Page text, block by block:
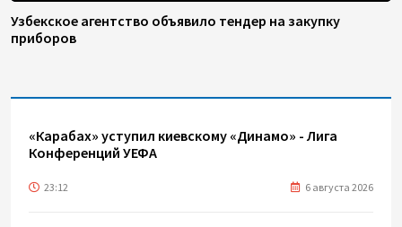
Узбекское агентство объявило тендер на закупку
приборов
«Карабах» уступил киевскому «Динамо» - Лига
Конференций УЕФА
23:12 6 августа 2026